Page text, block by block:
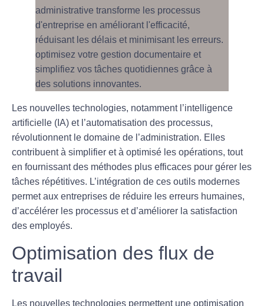
Les nouvelles technologies, notamment l’intelligence
artificielle (IA) et l’automatisation des processus,
révolutionnent le domaine de l’administration. Elles
contribuent à simplifier et à optimisé les opérations, tout
en fournissant des méthodes plus efficaces pour gérer les
tâches répétitives. L’intégration de ces outils modernes
permet aux entreprises de réduire les erreurs humaines,
d’accélérer les processus et d’améliorer la satisfaction
des employés.
Optimisation des flux de
travail
Les nouvelles technologies permettent une optimisation